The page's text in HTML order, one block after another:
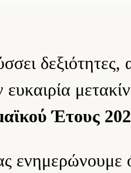
Έτους
ενημερώνουμε